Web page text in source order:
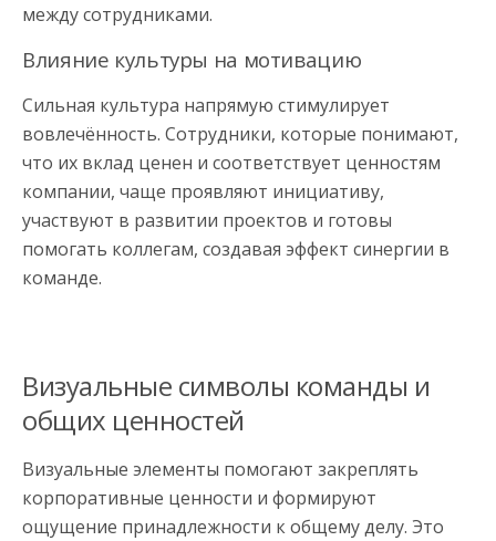
между сотрудниками.
Влияние культуры на мотивацию
Сильная культура напрямую стимулирует
вовлечённость. Сотрудники, которые понимают,
что их вклад ценен и соответствует ценностям
компании, чаще проявляют инициативу,
участвуют в развитии проектов и готовы
помогать коллегам, создавая эффект синергии в
команде.
Визуальные символы команды и
общих ценностей
Визуальные элементы помогают закреплять
корпоративные ценности и формируют
ощущение принадлежности к общему делу. Это